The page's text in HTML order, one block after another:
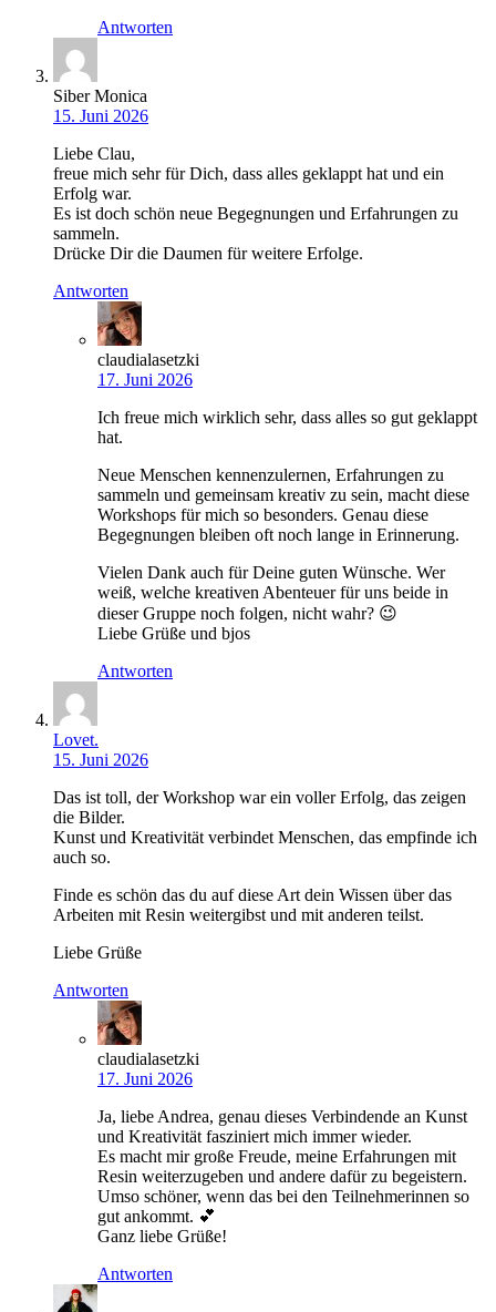
Antworten
Siber Monica
15. Juni 2026
Liebe Clau,
freue mich sehr für Dich, dass alles geklappt hat und ein
Erfolg war.
Es ist doch schön neue Begegnungen und Erfahrungen zu
sammeln.
Drücke Dir die Daumen für weitere Erfolge.
Antworten
claudialasetzki
17. Juni 2026
Ich freue mich wirklich sehr, dass alles so gut geklappt
hat.
Neue Menschen kennenzulernen, Erfahrungen zu
sammeln und gemeinsam kreativ zu sein, macht diese
Workshops für mich so besonders. Genau diese
Begegnungen bleiben oft noch lange in Erinnerung.
Vielen Dank auch für Deine guten Wünsche. Wer
weiß, welche kreativen Abenteuer für uns beide in
dieser Gruppe noch folgen, nicht wahr? 😉
Liebe Grüße und bjos
Antworten
Lovet.
15. Juni 2026
Das ist toll, der Workshop war ein voller Erfolg, das zeigen
die Bilder.
Kunst und Kreativität verbindet Menschen, das empfinde ich
auch so.
Finde es schön das du auf diese Art dein Wissen über das
Arbeiten mit Resin weitergibst und mit anderen teilst.
Liebe Grüße
Antworten
claudialasetzki
17. Juni 2026
Ja, liebe Andrea, genau dieses Verbindende an Kunst
und Kreativität fasziniert mich immer wieder.
Es macht mir große Freude, meine Erfahrungen mit
Resin weiterzugeben und andere dafür zu begeistern.
Umso schöner, wenn das bei den Teilnehmerinnen so
gut ankommt. 💕
Ganz liebe Grüße!
Antworten